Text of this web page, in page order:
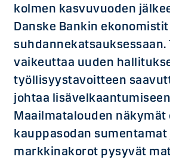
kolmen kasvuvuoden
Danske Bankin ekonomistit
vaikeuttaa uuden
työllisyystavoitteen
johtaa
Maailmatalouden näkymät
kauppasodan sumentamat
markkinakorot pysyvät